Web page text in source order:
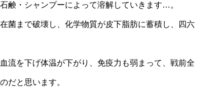
鹸・シャンプーによって溶解していきます…。
菌まで破壊し、化学物質が皮下脂肪に蓄積し、四六
流を下げ体温が下がり、免疫力も弱まって、戦前全
だと思います。